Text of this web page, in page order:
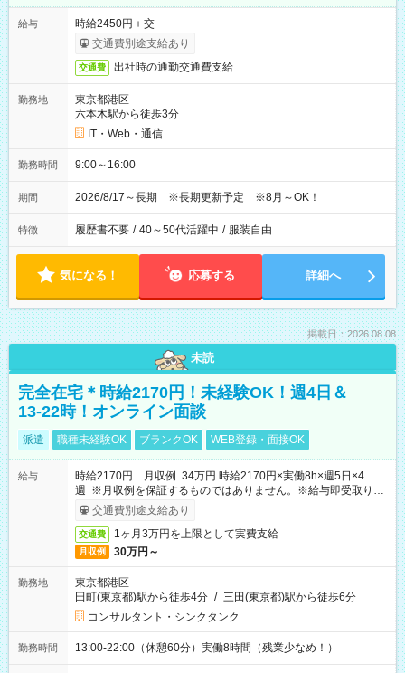
給与
時給2450円＋交
交通費別途支給あり
交通費 出社時の通勤交通費支給
勤務地
東京都港区
六本木駅から徒歩3分
IT・Web・通信
勤務時間 9:00～16:00
期間 2026/8/17～長期 ※長期更新予定 ※8月～OK！
特徴 履歴書不要 / 40～50代活躍中 / 服装自由
気になる！ 応募する 詳細へ
掲載日：2026.08.08
未読
完全在宅＊時給2170円！未経験OK！週4日＆
13-22時！オンライン面談
派遣 職種未経験OK ブランクOK WEB登録・面接OK
給与
時給2170円 月収例 34万円 時給2170円×実働8h×週5日×4
週 ※月収例を保証するものではありません。※給与即受取りサ
ービス利用可（利用条件有）
交通費別途支給あり
交通費 1ヶ月3万円を上限として実費支給
月収例 30万円～
勤務地
東京都港区
田町(東京都)駅から徒歩4分 / 三田(東京都)駅から徒歩6分
コンサルタント・シンクタンク
勤務時間 13:00-22:00（休憩60分）実働8時間（残業少なめ！）